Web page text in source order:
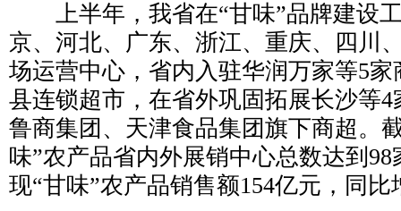
上半年，我省在“甘味”品牌建设
京、河北、广东、浙江、重庆、四川
场运营中心，省内入驻华润万家等5家
县连锁超市，在省外巩固拓展长沙等
鲁商集团、天津食品集团旗下商超。
味”农产品省内外展销中心总数达到
现“甘味”农产品销售额154亿元，同比